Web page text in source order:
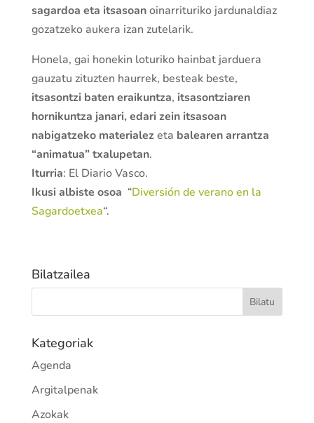
sagardoa eta itsasoanoinarrituriko jardunaldiaz
gozatzeko aukera izan zutelarik.
Honela, gai honekin loturiko hainbat jarduera
gauzatu zituzten haurrek, besteak beste,
itsasontzi baten eraikuntza, itsasontziaren
hornikuntza janari, edari zein itsasoan
nabigatzeko materialezeta balearen arrantza
“animatua” txalupetan.
Iturria: El Diario Vasco.
Ikusi albiste osoa “Diversión de verano en la
Sagardoetxea“.
Bilatzailea
Kategoriak
Agenda
Argitalpenak
Azokak